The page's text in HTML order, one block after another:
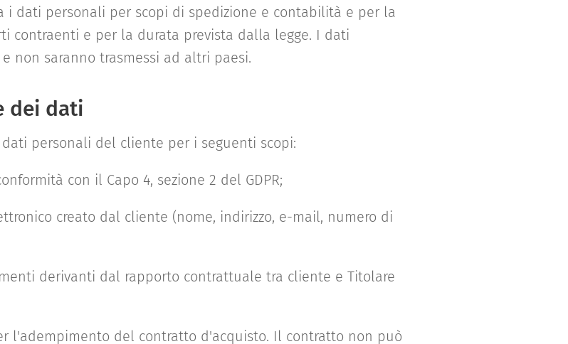
i dati personali per scopi di spedizione e contabilità e per la
contraenti e per la durata prevista dalla legge. I dati
non saranno trasmessi ad altri paesi.
dei dati
personali del cliente per i seguenti scopi:
con il Capo 4, sezione 2 del GDPR;
creato dal cliente (nome, indirizzo, e-mail, numero di
derivanti dal rapporto contrattuale tra cliente e Titolare
l'adempimento del contratto d'acquisto. Il contratto non può